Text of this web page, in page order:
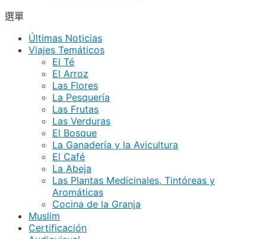
選單
Últimas Noticias
Viajes Temáticos
El Té
El Arroz
Las Flores
La Pesquería
Las Frutas
Las Verduras
El Bosque
La Ganadería y la Avicultura
El Café
La Abeja
Las Plantas Medicinales, Tintóreas y
Aromáticas
Cocina de la Granja
Muslim
Certificación